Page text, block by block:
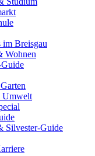
im Breisgau
Wohnen
Umwelt
Silvester-Guide